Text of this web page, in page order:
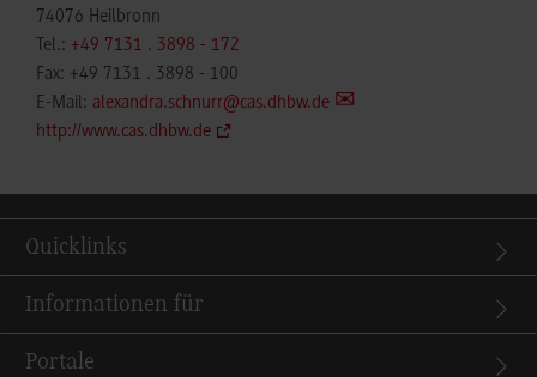
74076 Heilbronn
Tel.: +49 7131 . 3898 - 172
Fax: +49 7131 . 3898 - 100
E-Mail: alexandra.schnurr@cas.dhbw.de
http://www.cas.dhbw.de
Quicklinks
Informationen für
Portale